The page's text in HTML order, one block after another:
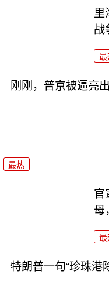
里
战
最
刚刚，普京被逼亮
最热
官
母
最
特朗普一句“珍珠港